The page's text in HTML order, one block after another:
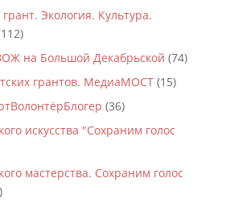
Экология. Культура.
на Большой Декабрьской (74)
грантов. МедиаМОСТ(15)
(36)
искусства "Сохраним голос
мастерства. Сохраним голос